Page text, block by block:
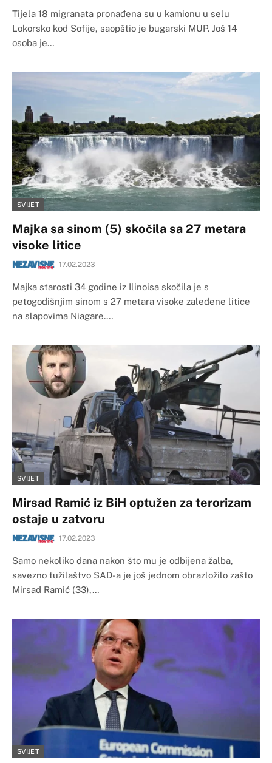
Tijela 18 migranata pronađena su u kamionu u selu
Lokorsko kod Sofije, saopštio je bugarski MUP. Još 14
osoba je…
SVIJET
Majka sa sinom (5) skočila sa 27 metara
visoke litice
17.02.2023
Majka starosti 34 godine iz Ilinoisa skočila je s
petogodišnjim sinom s 27 metara visoke zaleđene litice
na slapovima Niagare.…
SVIJET
Mirsad Ramić iz BiH optužen za terorizam
ostaje u zatvoru
17.02.2023
Samo nekoliko dana nakon što mu je odbijena žalba,
savezno tužilaštvo SAD-a je još jednom obrazložilo zašto
Mirsad Ramić (33),…
SVIJET